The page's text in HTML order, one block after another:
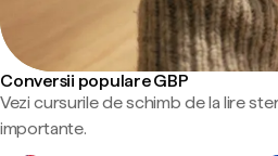
Conversii populare GBP
Vezi cursurile de schimb de la lire
importante.